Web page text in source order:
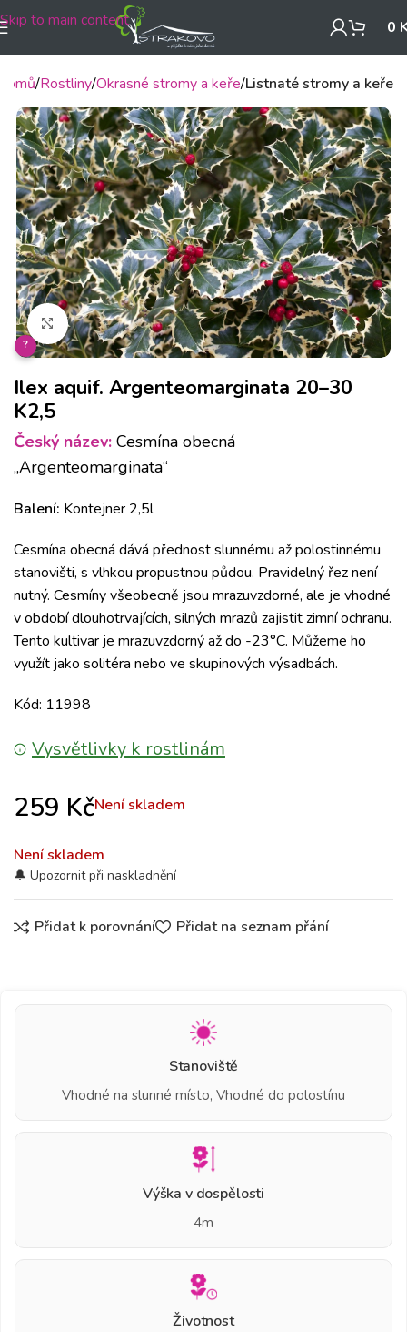
Skip to main content 0
Rostliny Okrasné stromy a keře Listnaté stromy a keře
Klikněte pro zvětšení
?
Ilex aquif. Argenteomarginata 20–30
K2,5
Český název: Cesmína obecná
„Argenteomarginata“
Balení: Kontejner 2,5l
Cesmína obecná dává přednost slunnému až polostinnému
stanovišti, s vlhkou propustnou půdou. Pravidelný řez není
nutný. Cesmíny všeobecně jsou mrazuvzdorné, ale je vhodné
v období dlouhotrvajících, silných mrazů zajistit zimní ochranu.
Tento kultivar je mrazuvzdorný až do -23°C. Můžeme ho
využít jako solitéra nebo ve skupinových výsadbách.
Kód: 11998
Vysvětlivky k rostlinám
259 KčNení skladem
Není skladem
Přidat k porovnání Přidat na seznam přání
Stanoviště
Vhodné na slunné místo, Vhodné do polostínu
Výška v dospělosti
4m
Životnost